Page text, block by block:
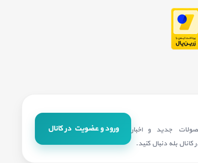
جدید و اخبار
بله دنبال کنید.
ورود و عضویت در کانال